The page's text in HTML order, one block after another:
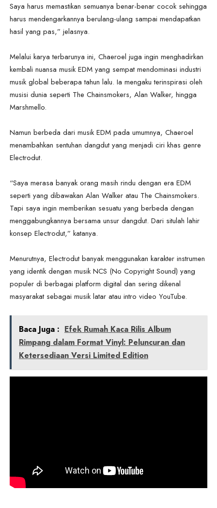
Saya harus memastikan semuanya benar-benar cocok sehingga
harus mendengarkannya berulang-ulang sampai mendapatkan
hasil yang pas,” jelasnya.
Melalui karya terbarunya ini, Chaeroel juga ingin menghadirkan
kembali nuansa musik EDM yang sempat mendominasi industri
musik global beberapa tahun lalu. Ia mengaku terinspirasi oleh
musisi dunia seperti The Chainsmokers, Alan Walker, hingga
Marshmello.
Namun berbeda dari musik EDM pada umumnya, Chaeroel
menambahkan sentuhan dangdut yang menjadi ciri khas genre
Electrodut.
“Saya merasa banyak orang masih rindu dengan era EDM
seperti yang dibawakan Alan Walker atau The Chainsmokers.
Tapi saya ingin memberikan sesuatu yang berbeda dengan
menggabungkannya bersama unsur dangdut. Dari situlah lahir
konsep Electrodut,” katanya.
Menurutnya, Electrodut banyak menggunakan karakter instrumen
yang identik dengan musik NCS (No Copyright Sound) yang
populer di berbagai platform digital dan sering dikenal
masyarakat sebagai musik latar atau intro video YouTube.
Baca Juga : Efek Rumah Kaca Rilis Album
Rimpang dalam Format Vinyl: Peluncuran dan
Ketersediaan Versi Limited Edition